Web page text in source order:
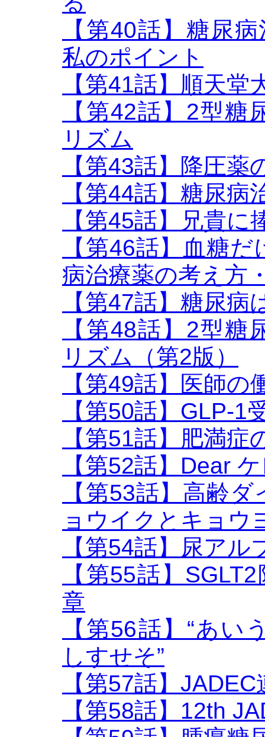
【第40話】糖尿
私のポイント
【第41話】順天
【第42話】2型
リズム
【第43話】降圧薬
【第44話】糖尿
【第45話】兄貴
【第46話】血糖
病治療薬の考え方
【第47話】糖尿病
【第48話】2型
リズム（第2版）
【第49話】医師の
【第50話】GLP-1
【第51話】肥満症
【第52話】Dear
【第53話】高齢
ョウイクとキョウ
【第54話】尿ア
【第55話】
章
【第56話】“あ
しすせそ”
【第57話】
【第58話】12th